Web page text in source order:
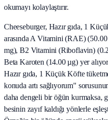
okumayı kolaylaştırır.
Cheeseburger, Hazır gıda, 1
arasında A Vitamini (RAE)
mg), B2 Vitamini (Riboflavin)
Beta Karoten (14.00 µg) yer
Hazır gıda, 1 Küçük Köfte
konuda artı sağlıyorum"
daha dengeli bir öğün kurmaksa,
besinin zayıf kaldığı yönlerle